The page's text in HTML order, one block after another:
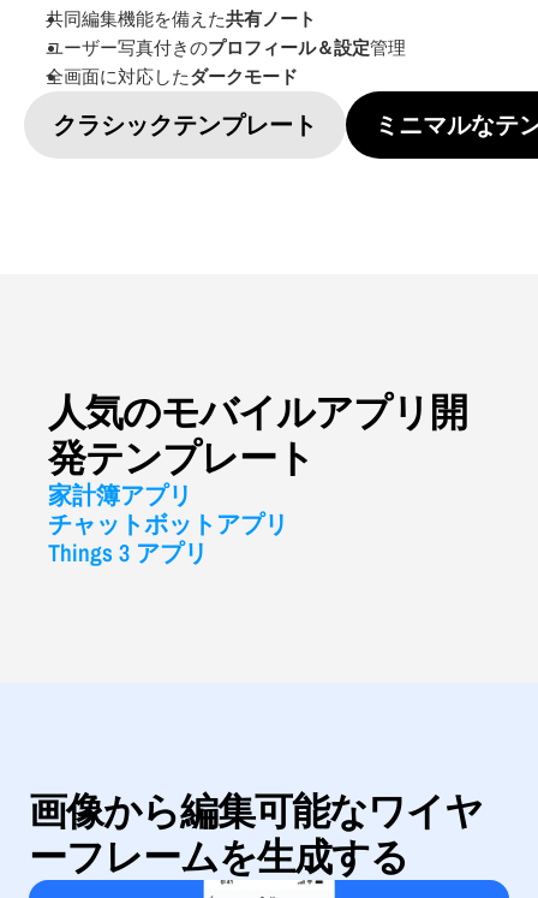
共同編集機能を備えた共有ノート
ユーザー写真付きのプロフィール＆設定管理
全画面に対応したダークモード
クラシックテンプレート ミニマルなテ
人気のモバイルアプリ開
発テンプレート
家計簿アプリ
チャットボットアプリ
Things 3 アプリ
画像から編集可能なワイヤ
ーフレームを生成する